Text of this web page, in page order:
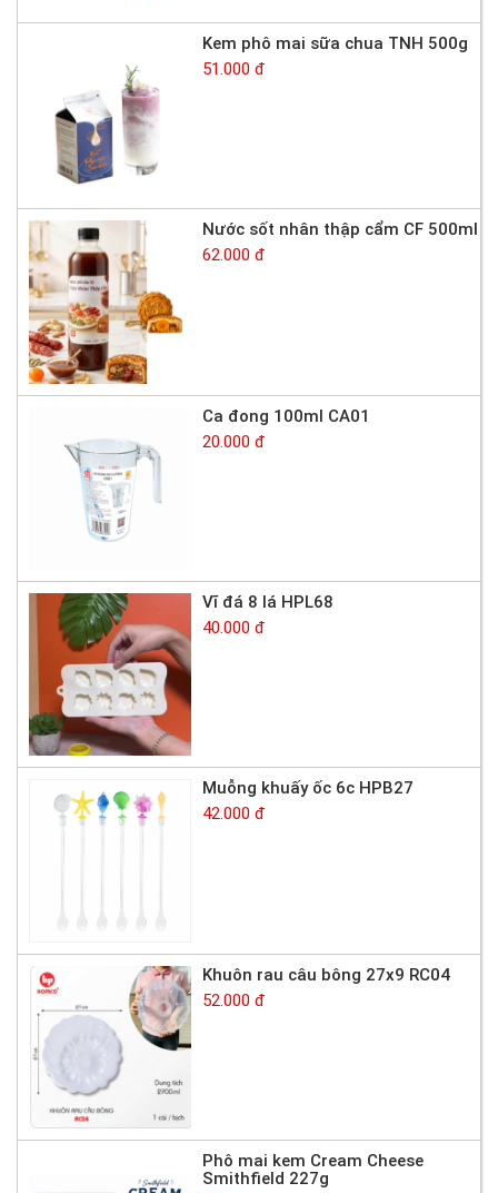
Kem phô mai sữa chua TNH 500g
51.000 đ
Nước sốt nhân thập cẩm CF 500ml
62.000 đ
Ca đong 100ml CA01
20.000 đ
Vĩ đá 8 lá HPL68
40.000 đ
Muỗng khuấy ốc 6c HPB27
42.000 đ
Khuôn rau câu bông 27x9 RC04
52.000 đ
Phô mai kem Cream Cheese
Smithfield 227g